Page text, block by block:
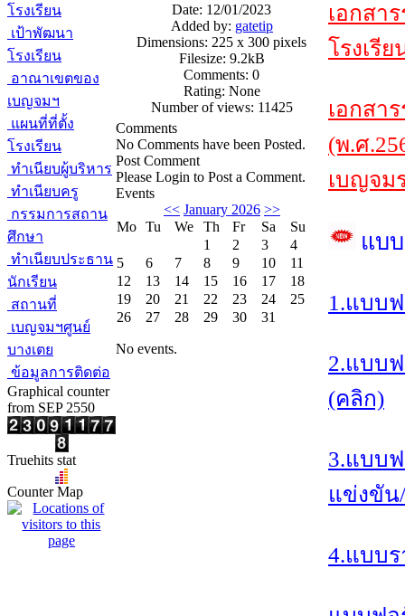
โรงเรียน
เป้าพัฒนา
โรงเรียน
อาณาเขตของ
เบญจมฯ
แผนที่ที่ตั้ง
โรงเรียน
ทำเนียบผู้บริหาร
ทำเนียบครู
กรรมการสถาน
ศึกษา
ทำเนียบประธาน
นักเรียน
สถานที่
เบญจมฯศูนย์
บางเตย
ข้อมูลการติดต่อ
Graphical counter
from SEP 2550
Truehits stat
Counter Map
Date: 12/01/2023
Added by: gatetip
Dimensions: 225 x 300 pixels
Filesize: 9.2kB
Comments: 0
Rating: None
Number of views: 11425
Comments
No Comments have been Posted.
Post Comment
Please Login to Post a Comment.
Events
<< January 2026 >>
Mo Tu We Th Fr Sa
Su
1
2 3
4
5
6 7 8 9 10
11
12
13 14 15 16 17
18
19
20 21 22 23 24
25
26
27 28 29 30 31
No events.
เอกสา
โรงเรี
เอกสา
(พ.ศ
เบญจม
แบ
1.แบบ
2.แบบ
(คลิก)
3.แบบ
แข่งขัน
4.แบบ